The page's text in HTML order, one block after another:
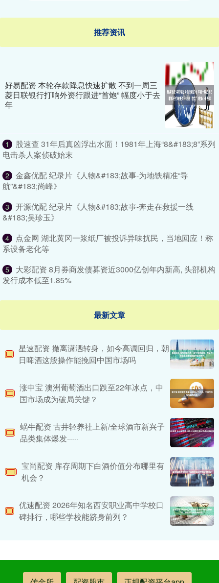
推荐资讯
好易配资 本轮存款降息快速扩散 不到一周三
菱日联银行打响外资行跟进“首炮” 幅度小于去
年
1
股速查 31年后真凶浮出水面！1981年上海“8&#183;8”系列
电击杀人案侦破始末
2
金鑫优配 纪录片《人物&#183;故事-为地铁精准“导
航”&#183;尚峰》
3
开源优配 纪录片《人物&#183;故事-奔走在救援一线
&#183;吴珍玉》
4
点金网 湖北黄冈一浆纸厂被投诉异味扰民，当地回应！称
系设备老化等
5
大彩配资 8月券商发债募资近3000亿创年内新高, 头部机构
发行成本低至1.85%
最新文章
星速配资 撤离潇洒转身，如今高调回归，朝
日啤酒这般操作能挽回中国市场吗
涨中宝 澳洲葡萄酒出口跌至22年冰点，中
国市场成为破局关键？
蜗牛配资 古井轻养社上新/全球酒市新兴子
品类集体爆发······
宝尚配资 库存周期下白酒价值分布哪里有
机会？
优速配资 2026年知名西安职业高中学校口
碑排行，哪些学校能跻身前列？